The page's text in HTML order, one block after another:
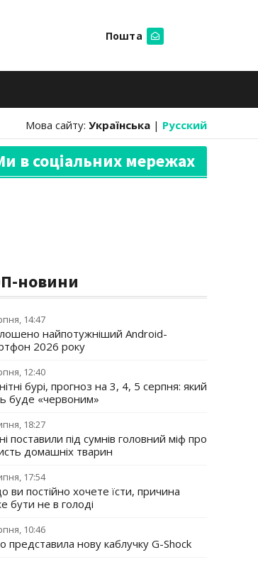
Пошта
Мова сайту: Українська | Русский
в соціальних мережах
новини
14:47
найпотужніший Android-
2026 року
12:40
бурі, прогноз на 3, 4, 5 серпня: який
буде «червоним»
18:27
поставили під сумнів головний міф про
домашніх тварин
17:54
ви постійно хочете їсти, причина
бути не в голоді
10:46
представила нову каблучку G-Shock